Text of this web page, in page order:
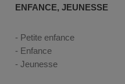
ENFANCE, JEUNESSE
Petite enfance
Enfance
Jeunesse